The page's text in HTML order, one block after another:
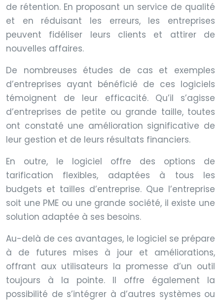
de rétention. En proposant un service de qualité
et en réduisant les erreurs, les entreprises
peuvent fidéliser leurs clients et attirer de
nouvelles affaires.
De nombreuses études de cas et exemples
d’entreprises ayant bénéficié de ces logiciels
témoignent de leur efficacité. Qu’il s’agisse
d’entreprises de petite ou grande taille, toutes
ont constaté une amélioration significative de
leur gestion et de leurs résultats financiers.
En outre, le logiciel offre des options de
tarification flexibles, adaptées à tous les
budgets et tailles d’entreprise. Que l’entreprise
soit une PME ou une grande société, il existe une
solution adaptée à ses besoins.
Au-delà de ces avantages, le logiciel se prépare
à de futures mises à jour et améliorations,
offrant aux utilisateurs la promesse d’un outil
toujours à la pointe. Il offre également la
possibilité de s’intégrer à d’autres systèmes ou